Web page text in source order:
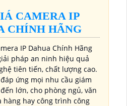
CAMERA IP
CHÍNH HÃNG
IP Dahua Chính Hãng
pháp an ninh hiệu quả
tiên tiến, chất lượng cao.
ứng mọi nhu cầu giám
lớn, cho phòng ngủ, văn
hàng hay công trình công